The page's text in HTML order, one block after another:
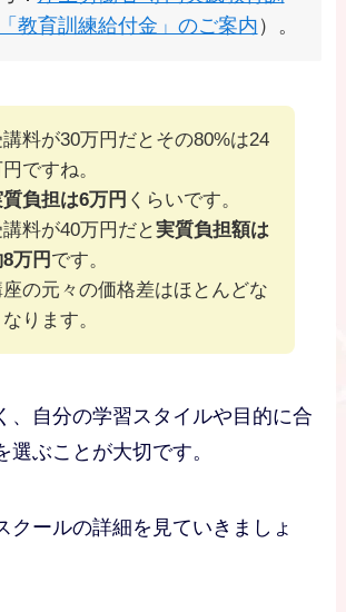
教育訓練給付金」のご案内 ）。
講料が30万円だとその80%は24
ですね。
負担は6万円 くらいです。
講料が40万円だと実質負担額は
万円 です。
座の元々の価格差はほとんどな
なります。
、自分の学習スタイルや目的に合
選ぶことが大切です。
クールの詳細を見ていきましょ